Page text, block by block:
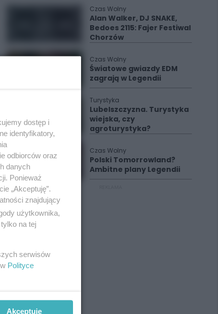
Czas Wolny
Alan Walker, DJ SNAKE,
Bedoes 2115: Fajer Festiwal
Chorzów
Czas Wolny
Światowe gwiazdy EDM
zagrają w Legendii
Turystyka
Lubelszczyzna. Turystyka
wiejska, czy
agroturystyka?
Czas Wolny
Polski Tomorrowland?
Ambitne plany Legendii
dostęp i
identyfikatory,
odbiorców oraz
danych
Ponieważ
„Akceptuję”.
znajdujący
użytkownika,
na tej
serwisów
Polityce
Akceptuję